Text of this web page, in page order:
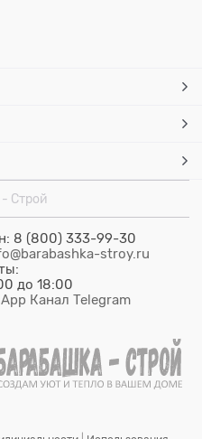
Строй
8 (800) 333-99-30
stroy.ru
до 18:00
Канал Telegram